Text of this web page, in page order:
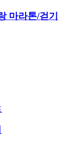
마라톤/걷기